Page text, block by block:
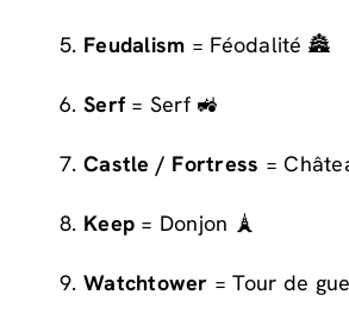
Feudalism = Féodalité 🏯
Serf= Serf 🚜
Castle / Fortress =
Keep = Donjon 🗼
Watchtower = Tour de